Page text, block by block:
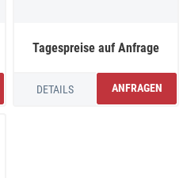
Tagespreise auf Anfrage
DETAILS ANFRAGEN